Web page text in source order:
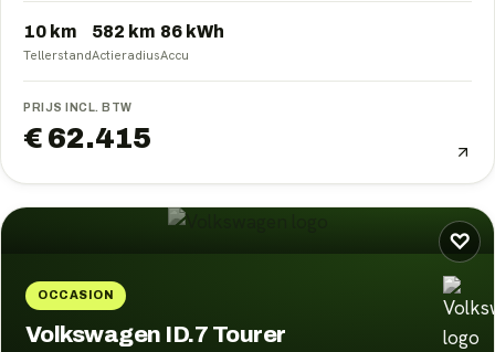
10 km
Tellerstand
582 km
Actieradius
86 kWh
Accu
PRIJS INCL. BTW
€ 62.415
♡
OCCASION
Volkswagen ID.7 Tourer